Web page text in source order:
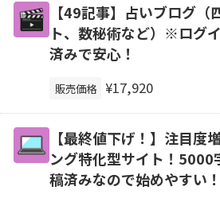
【49記事】占いブログ（
ト、数秘術など）※ログ
済みで安心！
販売価格 ¥17,920
【最終値下げ！】注目度
ング特化型サイト！5000
稿済みなので始めやすい！